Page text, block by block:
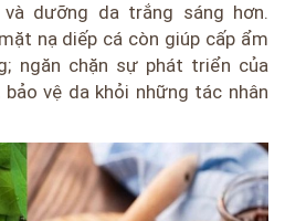
dưỡng da trắng sáng hơn.
nạ diếp cá còn giúp cấp ẩm
ngăn chặn sự phát triển của
vệ da khỏi những tác nhân